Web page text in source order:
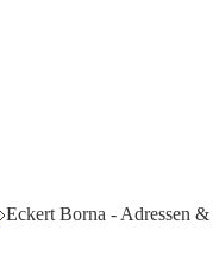
Eckert Borna - Adressen &